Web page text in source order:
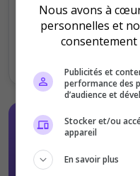
C'est
Offrir
Nous avons à
personnelles et
consentement
Publicités et
performance des
d’audience et
Stocker et/ou
appareil
En savoir plus